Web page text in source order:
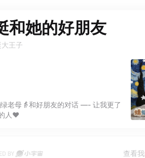
和她的好朋友
王子
母👵和好朋友的对话 —- 让我更了
人♥️
查看